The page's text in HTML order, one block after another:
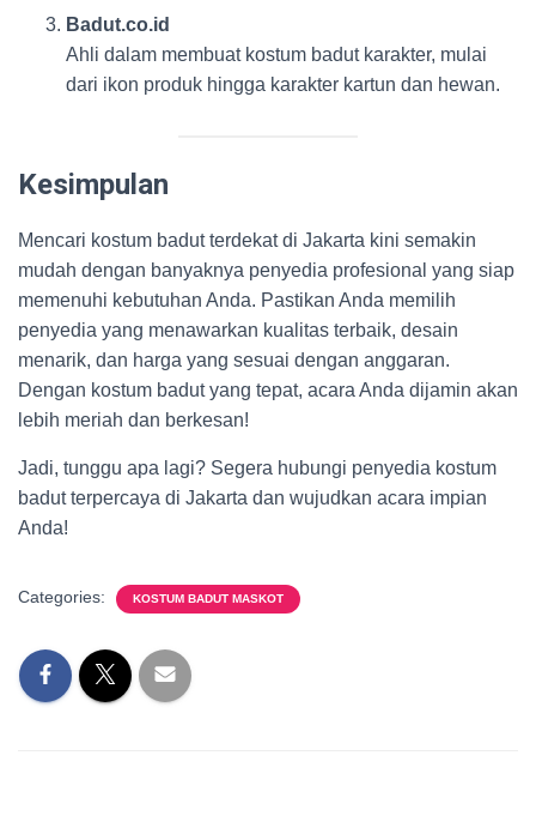
Badut.co.id
Ahli dalam membuat kostum badut karakter, mulai
dari ikon produk hingga karakter kartun dan hewan.
Kesimpulan
Mencari kostum badut terdekat di Jakarta kini semakin
mudah dengan banyaknya penyedia profesional yang siap
memenuhi kebutuhan Anda. Pastikan Anda memilih
penyedia yang menawarkan kualitas terbaik, desain
menarik, dan harga yang sesuai dengan anggaran.
Dengan kostum badut yang tepat, acara Anda dijamin akan
lebih meriah dan berkesan!
Jadi, tunggu apa lagi? Segera hubungi penyedia kostum
badut terpercaya di Jakarta dan wujudkan acara impian
Anda!
Categories: KOSTUM BADUT MASKOT